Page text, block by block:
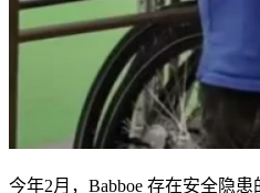
今年2月， Babboe 存在安全隐患